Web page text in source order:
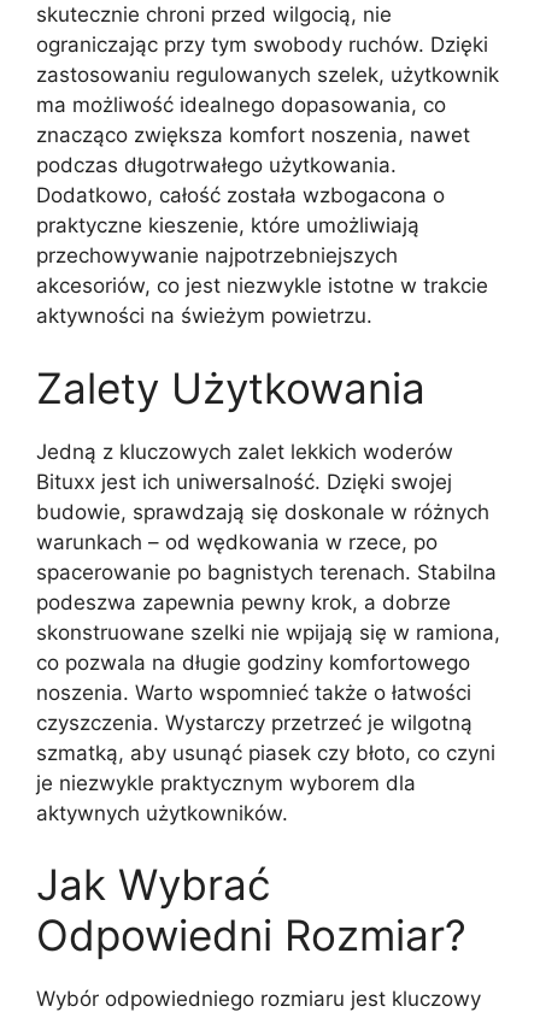
skutecznie chroni przed wilgocią, nie
ograniczając przy tym swobody ruchów. Dzięki
zastosowaniu regulowanych szelek, użytkownik
ma możliwość idealnego dopasowania, co
znacząco zwiększa komfort noszenia, nawet
podczas długotrwałego użytkowania.
Dodatkowo, całość została wzbogacona o
praktyczne kieszenie, które umożliwiają
przechowywanie najpotrzebniejszych
akcesoriów, co jest niezwykle istotne w trakcie
aktywności na świeżym powietrzu.
Zalety Użytkowania
Jedną z kluczowych zalet lekkich woderów
Bituxx jest ich uniwersalność. Dzięki swojej
budowie, sprawdzają się doskonale w różnych
warunkach – od wędkowania w rzece, po
spacerowanie po bagnistych terenach. Stabilna
podeszwa zapewnia pewny krok, a dobrze
skonstruowane szelki nie wpijają się w ramiona,
co pozwala na długie godziny komfortowego
noszenia. Warto wspomnieć także o łatwości
czyszczenia. Wystarczy przetrzeć je wilgotną
szmatką, aby usunąć piasek czy błoto, co czyni
je niezwykle praktycznym wyborem dla
aktywnych użytkowników.
Jak Wybrać
Odpowiedni Rozmiar?
Wybór odpowiedniego rozmiaru jest kluczowy